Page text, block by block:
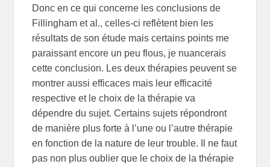
Donc en ce qui concerne les conclusions de
Fillingham et al., celles-ci reflètent bien les
résultats de son étude mais certains points me
paraissant encore un peu flous, je nuancerais
cette conclusion. Les deux thérapies peuvent se
montrer aussi efficaces mais leur efficacité
respective et le choix de la thérapie va
dépendre du sujet. Certains sujets répondront
de manière plus forte à l’une ou l’autre thérapie
en fonction de la nature de leur trouble. Il ne faut
pas non plus oublier que le choix de la thérapie